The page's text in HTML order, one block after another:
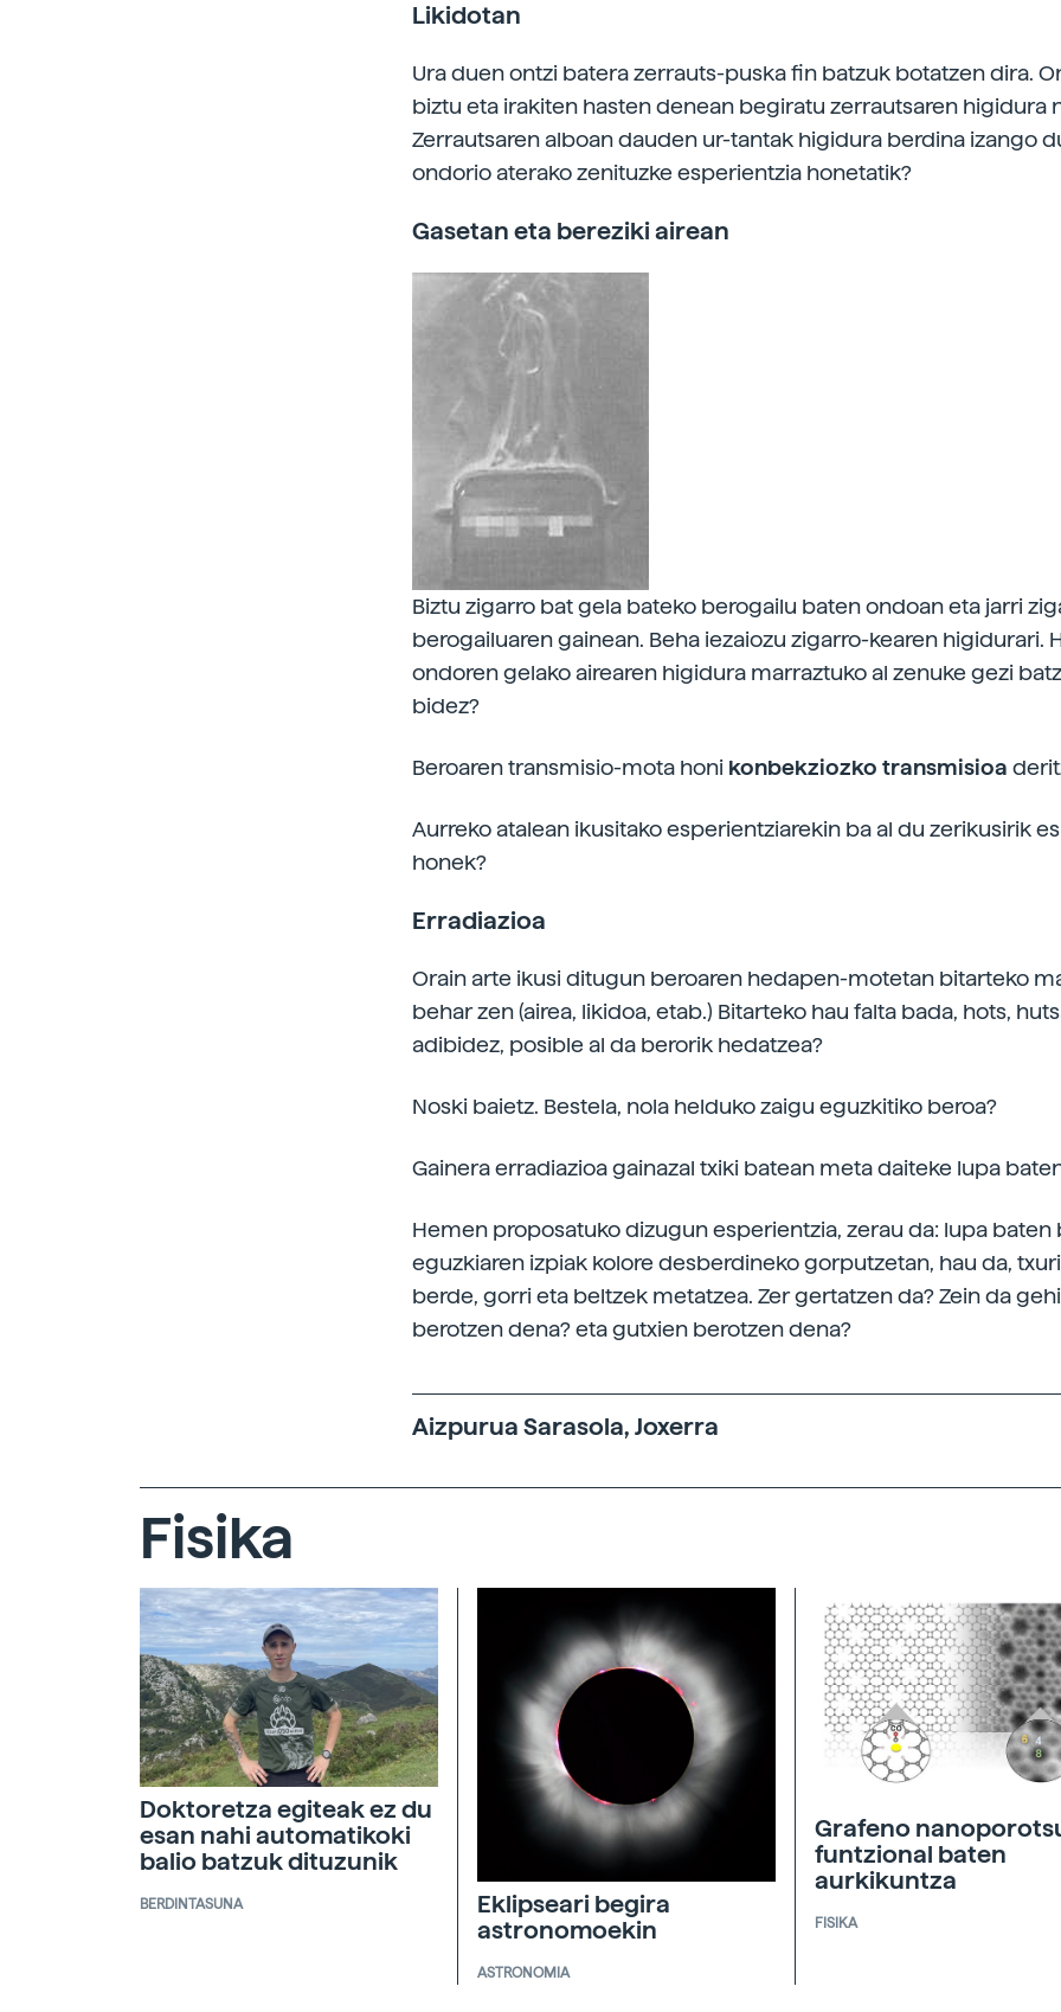
Likidotan
Ura duen ontzi batera zerrauts-puska fin batzuk botatzen dira.
biztu eta irakiten hasten denean begiratu zerrautsaren higidura
Zerrautsaren alboan dauden ur-tantak higidura berdina izango
ondorio aterako zenituzke esperientzia honetatik?
Gasetan eta bereziki airean
Biztu zigarro bat gela bateko berogailu baten ondoan eta jarri
berogailuaren gainean. Beha iezaiozu zigarro-kearen higidurari.
ondoren gelako airearen higidura marraztuko al zenuke gezi
bidez?
Beroaren transmisio-mota honi konbekziozko transmisioa
Aurreko atalean ikusitako esperientziarekin ba al du zerikusirik
honek?
Erradiazioa
Orain arte ikusi ditugun beroaren hedapen-motetan bitarteko
behar zen (airea, likidoa, etab.) Bitarteko hau falta bada, hots,
adibidez, posible al da berorik hedatzea?
Noski baietz. Bestela, nola helduko zaigu eguzkitiko beroa?
Gainera erradiazioa gainazal txiki batean meta daiteke lupa
Hemen proposatuko dizugun esperientzia, zerau da: lupa baten
eguzkiaren izpiak kolore desberdineko gorputzetan, hau da,
berde, gorri eta beltzek metatzea. Zer gertatzen da? Zein da
berotzen dena? eta gutxien berotzen dena?
Aizpurua Sarasola, Joxerra
Fisika
Doktoretza egiteak ez du
esan nahi automatikoki
balio batzuk dituzunik
BERDINTASUNA
Eklipseari begira
astronomoekin
ASTRONOMIA
Grafeno
funtzional baten
aurkikuntza
FISIKA